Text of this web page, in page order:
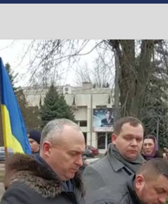
вшанували
квіти до обеліску “Борцям за волю